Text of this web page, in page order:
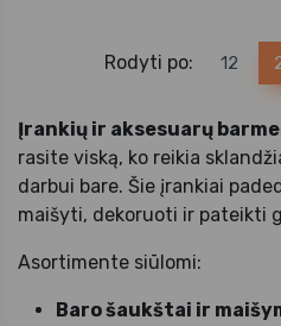
Rodyti po: 12
Įrankių ir aksesuarų
rasite viską, ko reikia
darbui bare. Šie įrankiai
maišyti, dekoruoti ir pateikti
Asortimente siūlomi:
Baro šaukštai ir